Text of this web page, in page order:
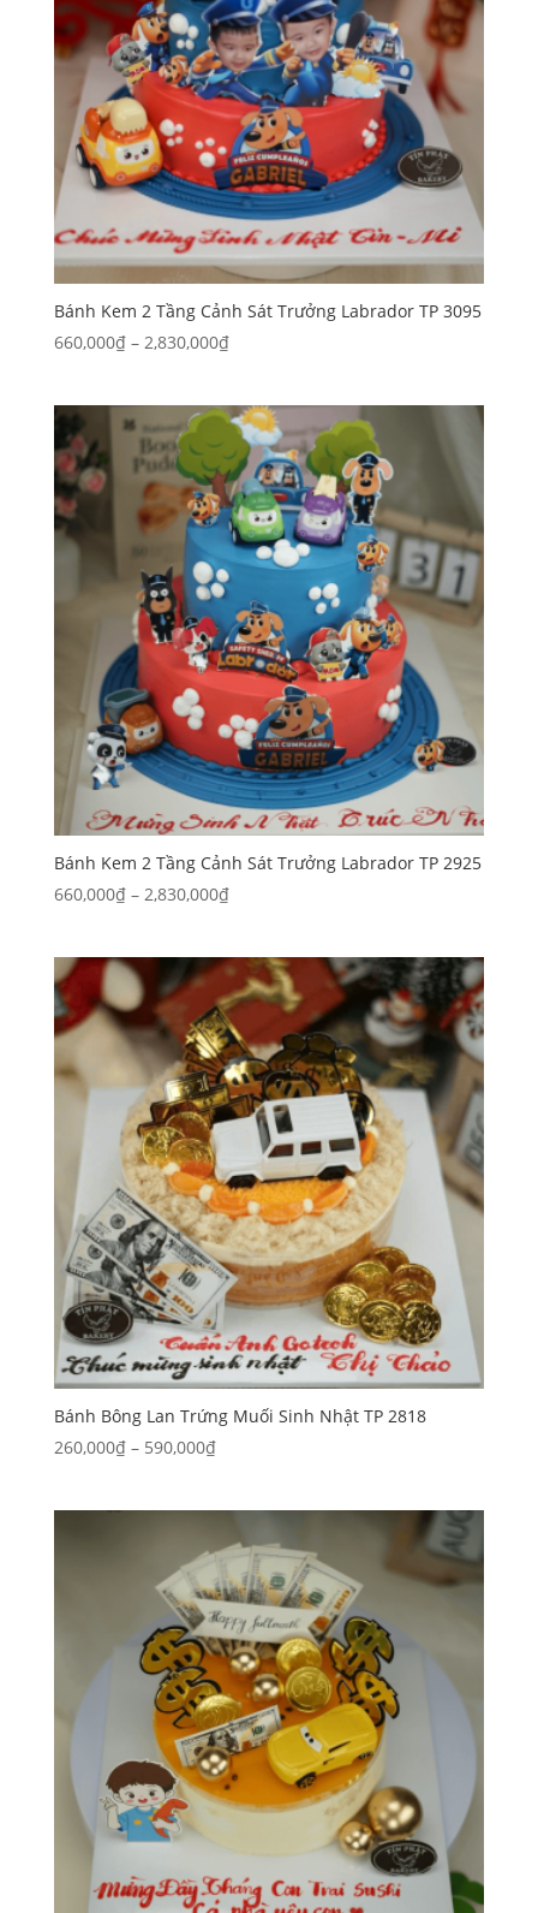
Bánh Kem 2 Tầng Cảnh Sát Trưởng Labrador TP 3095
660,000₫ – 2,830,000₫Khoảng
660,000₫
đến
2,830,000₫
Bánh Kem 2 Tầng Cảnh Sát Trưởng Labrador TP 2925
660,000₫ – 2,830,000₫Khoảng
660,000₫
đến
2,830,000₫
Bánh Bông Lan Trứng Muối Sinh Nhật TP 2818
260,000₫ – 590,000₫Khoảng
đến
590,000₫